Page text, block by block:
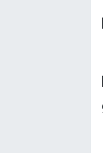
Köşe
Kültür